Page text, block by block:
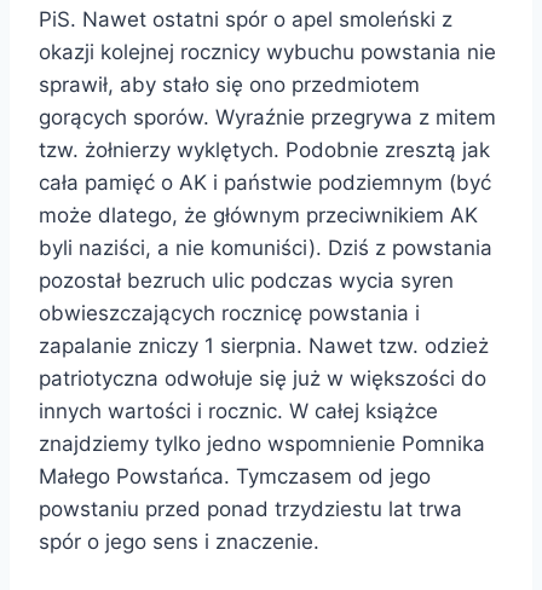
PiS. Nawet ostatni spór o apel smoleński z
okazji kolejnej rocznicy wybuchu powstania nie
sprawił, aby stało się ono przedmiotem
gorących sporów. Wyraźnie przegrywa z mitem
tzw. żołnierzy wyklętych. Podobnie zresztą jak
cała pamięć o AK i państwie podziemnym (być
może dlatego, że głównym przeciwnikiem AK
byli naziści, a nie komuniści). Dziś z powstania
pozostał bezruch ulic podczas wycia syren
obwieszczających rocznicę powstania i
zapalanie zniczy 1 sierpnia. Nawet tzw. odzież
patriotyczna odwołuje się już w większości do
innych wartości i rocznic. W całej książce
znajdziemy tylko jedno wspomnienie Pomnika
Małego Powstańca. Tymczasem od jego
powstaniu przed ponad trzydziestu lat trwa
spór o jego sens i znaczenie.